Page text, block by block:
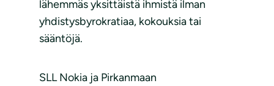
lähemmäs yksittäistä ihmistä ilman
yhdistysbyrokratiaa, kokouksia tai
sääntöjä.
SLL Nokia ja Pirkanmaan